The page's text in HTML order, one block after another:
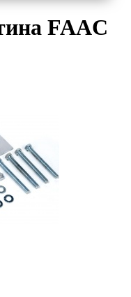
FAAC